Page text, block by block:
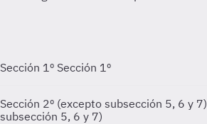
Sección 1º Sección 1º
Sección 2º (excepto subsección 5, 6 y 7)
subsección 5, 6 y 7)